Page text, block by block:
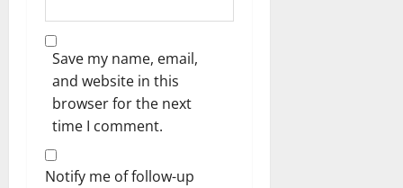
Save my name, email,
and website in this
browser for the next
time I comment.
Notify me of follow-up